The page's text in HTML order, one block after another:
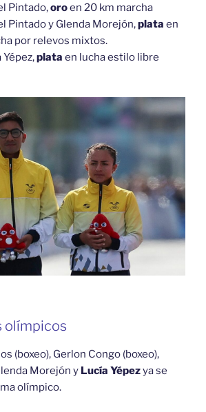
Pintado,oroen 20 km marcha
Pintado y Glenda Morejón,plata en
por relevos mixtos.
plata en lucha estilo libre
olímpicos
(boxeo), Gerlon Congo (boxeo),
Morejón y Lucía Yépezya se
olímpico.